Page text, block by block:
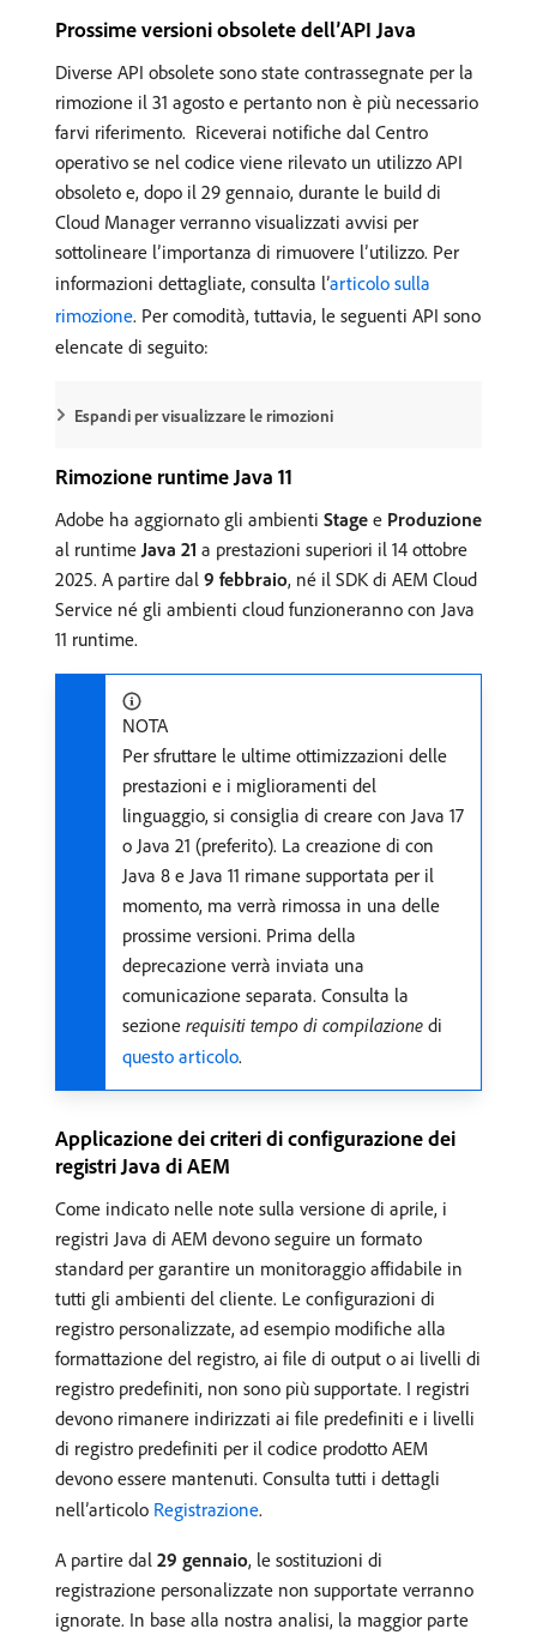
Prossime versioni obsolete dell’API Java
Diverse API obsolete sono state contrassegnate per la
rimozione il 31 agosto e pertanto non è più necessario
farvi riferimento. Riceverai notifiche dal Centro
operativo se nel codice viene rilevato un utilizzo API
obsoleto e, dopo il 29 gennaio, durante le build di
Cloud Manager verranno visualizzati avvisi per
sottolineare l’importanza di rimuovere l’utilizzo. Per
informazioni dettagliate, consulta l’articolo sulla
rimozione. Per comodità, tuttavia, le seguenti API sono
elencate di seguito:
Espandi per visualizzare le rimozioni
Rimozione runtime Java 11
Adobe ha aggiornato gli ambienti Stage e Produzione
al runtime Java 21 a prestazioni superiori il 14 ottobre
2025. A partire dal 9 febbraio, né il SDK di AEM Cloud
Service né gli ambienti cloud funzioneranno con Java
11 runtime.
NOTA
Per sfruttare le ultime ottimizzazioni delle
prestazioni e i miglioramenti del
linguaggio, si consiglia di creare con Java 17
o Java 21 (preferito). La creazione di con
Java 8 e Java 11 rimane supportata per il
momento, ma verrà rimossa in una delle
prossime versioni. Prima della
deprecazione verrà inviata una
comunicazione separata. Consulta la
sezione requisiti tempo di compilazione di
questo articolo.
Applicazione dei criteri di configurazione dei
registri Java di AEM
Come indicato nelle note sulla versione di aprile, i
registri Java di AEM devono seguire un formato
standard per garantire un monitoraggio affidabile in
tutti gli ambienti del cliente. Le configurazioni di
registro personalizzate, ad esempio modifiche alla
formattazione del registro, ai file di output o ai livelli di
registro predefiniti, non sono più supportate. I registri
devono rimanere indirizzati ai file predefiniti e i livelli
di registro predefiniti per il codice prodotto AEM
devono essere mantenuti. Consulta tutti i dettagli
nell’articolo Registrazione.
A partire dal 29 gennaio, le sostituzioni di
registrazione personalizzate non supportate verranno
ignorate. In base alla nostra analisi, la maggior parte